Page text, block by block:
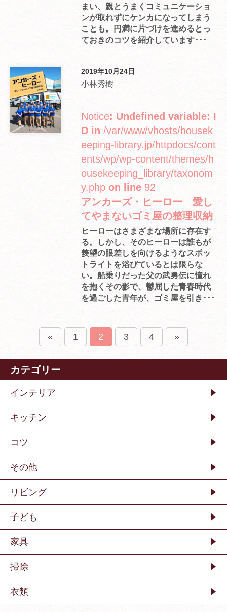
まい、親とうまくコミュニケーショ
ンが取れずにケンカになってしまう
ことも。円満に片づけを進めるとっ
ておきのコツを紹介しています･･･
2019年10月24日
小林秀樹
Notice: Undefined variable: I
D in /var/www/vhosts/housek
eeping-library.jp/httpdocs/cont
ents/wp/wp-content/themes/h
ousekeeping_library/taxonom
y.php on line 92
アンカーズ・ヒーロー 愛し
てやまないゴミ屋の整理収納
ヒーローはさまざまな場所に存在す
る。しかし、そのヒーローは誰もが
羨望の眼差しを向けるようなスポッ
トライトを浴びているとは限らな
い。船乗りだった父の武勇伝に憧れ
を抱くその影で、鬱屈した青春時代
を過ごした青年が、ゴミ屋を引き･･･
« 1 2 3 4 »
カテゴリー
インテリア
キッチン
コツ
その他
リビング
子ども
家具
掃除
衣類